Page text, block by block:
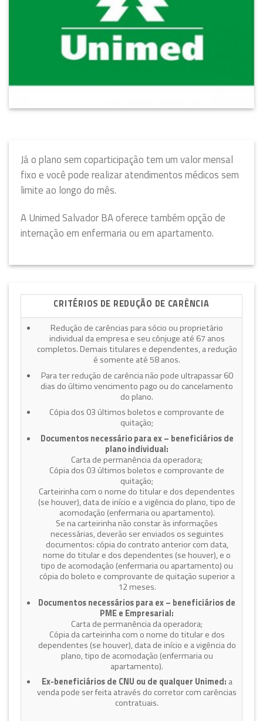
Já o plano sem coparticipação tem um valor mensal
fixo e você pode realizar atendimentos médicos sem
limite ao longo do mês.
A Unimed Salvador BA oferece também opção de
internação em enfermaria ou em apartamento.
CRITÉRIOS DE REDUÇÃO DE CARÊNCIA
Redução de carências para sócio ou proprietário
individual da empresa e seu cônjuge até 67 anos
completos. Demais titulares e dependentes, a redução
é somente até 58 anos.
Para ter redução de carência não pode ultrapassar 60
dias do último vencimento pago ou do cancelamento
do plano.
Cópia dos 03 últimos boletos e comprovante de
quitação;
Documentos necessário para ex – beneficiários de
plano individual:
Carta de permanência da operadora;
Cópia dos 03 últimos boletos e comprovante de
quitação;
Carteirinha com o nome do titular e dos dependentes
(se houver), data de início e a vigência do plano, tipo de
acomodação (enfermaria ou apartamento).
Se na carteirinha não constar às informações
necessárias, deverão ser enviados os seguintes
documentos: cópia do contrato anterior com data,
nome do titular e dos dependentes (se houver), e o
tipo de acomodação (enfermaria ou apartamento) ou
cópia do boleto e comprovante de quitação superior a
12 meses.
Documentos necessários para ex – beneficiários de
PME e Empresarial:
Carta de permanência da operadora;
Cópia da carteirinha com o nome do titular e dos
dependentes (se houver), data de início e a vigência do
plano, tipo de acomodação (enfermaria ou
apartamento).
Ex-beneficiários de CNU ou de qualquer Unimed: a
venda pode ser feita através do corretor com carências
contratuais.